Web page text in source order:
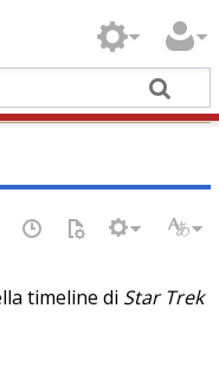
timeline di Star Trek